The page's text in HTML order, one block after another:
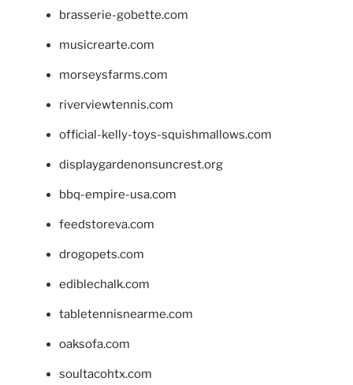
brasserie-gobette.com
musicrearte.com
morseysfarms.com
riverviewtennis.com
official-kelly-toys-squishmallows.com
displaygardenonsuncrest.org
bbq-empire-usa.com
feedstoreva.com
drogopets.com
ediblechalk.com
tabletennisnearme.com
oaksofa.com
soultacohtx.com